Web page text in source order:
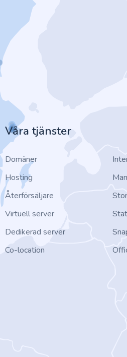
Våra tjänster
Domäner
Hosting
Återförsäljare
Virtuell server
Dedikerad server
Co-location